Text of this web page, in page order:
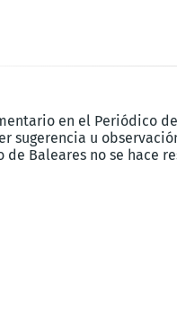
en el Periódico
sugerencia u
de Baleares no se hace